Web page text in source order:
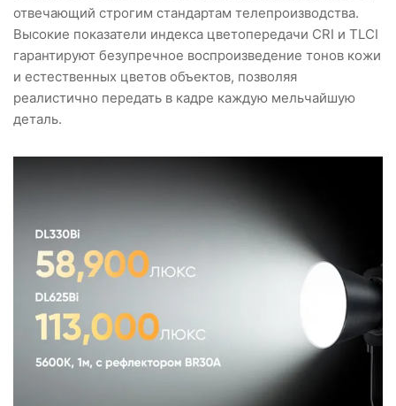
отвечающий строгим стандартам телепроизводства.
Высокие показатели индекса цветопередачи CRI и TLCI
гарантируют безупречное воспроизведение тонов кожи
и естественных цветов объектов, позволяя
реалистично передать в кадре каждую мельчайшую
деталь.